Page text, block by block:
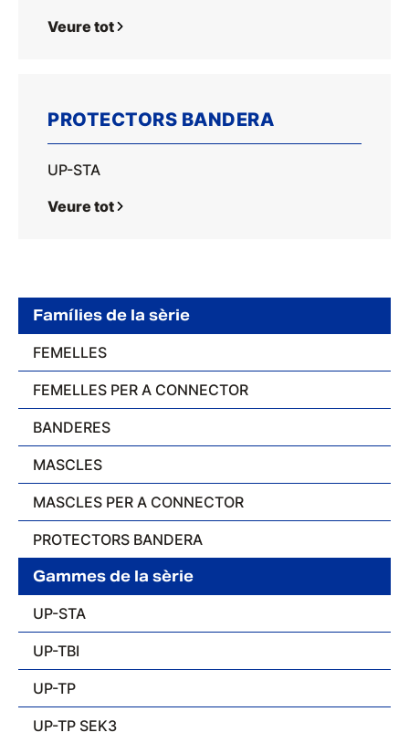
Veure tot
PROTECTORS BANDERA
UP-STA
Veure tot
Famílies de la sèrie
FEMELLES
FEMELLES PER A CONNECTOR
BANDERES
MASCLES
MASCLES PER A CONNECTOR
PROTECTORS BANDERA
Gammes de la sèrie
UP-STA
UP-TBI
UP-TP
UP-TP SEK3